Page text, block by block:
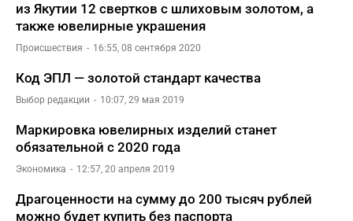
из Якутии 12 свертков с шлиховым золотом, а
также ювелирные украшения
Происшествия 16:55, 08 сентября 2020
Код ЭПЛ — золотой стандарт качества
Выбор редакции 10:07, 29 мая 2019
Маркировка ювелирных изделий станет
обязательной с 2020 года
Экономика 12:57, 20 апреля 2019
Драгоценности на сумму до 200 тысяч рублей
можно будет купить без паспорта